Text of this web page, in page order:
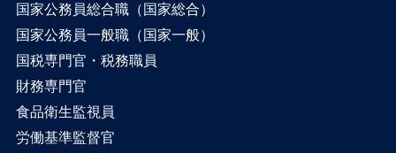
国家公務員総合職（国家総合）
国家公務員一般職（国家一般）
国税専門官・税務職員
財務専門官
食品衛生監視員
労働基準監督官